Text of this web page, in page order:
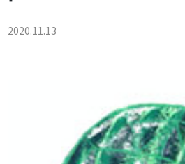
2020.11.13